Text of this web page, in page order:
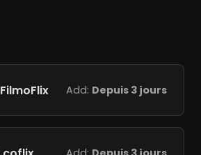
FilmoFlix Add: Depuis 3 jours